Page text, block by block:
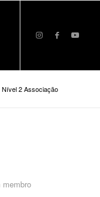
Nível 2 Associação
membro